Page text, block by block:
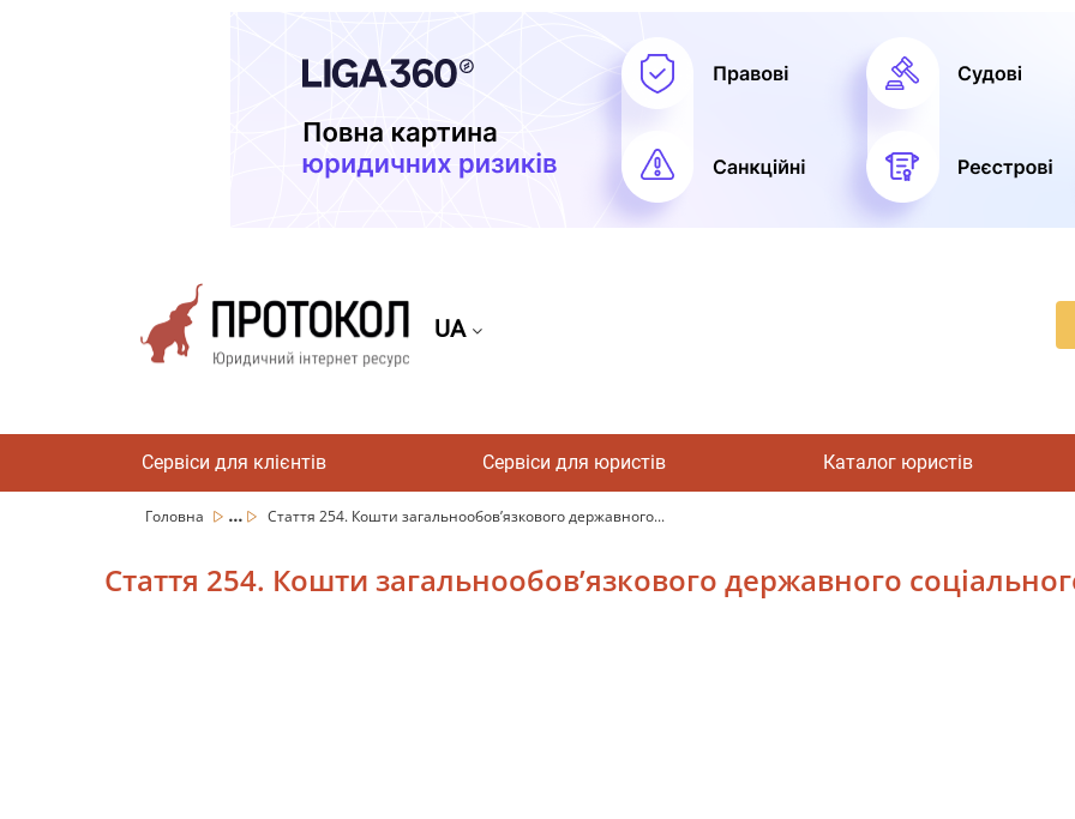
UA
Сервіси для клієнтів Сервіси для юристів Каталог юристів
Головна ... Стаття 254. Кошти загальнообов’язкового державного...
Стаття 254. Кошти загальнообов’язкового державного